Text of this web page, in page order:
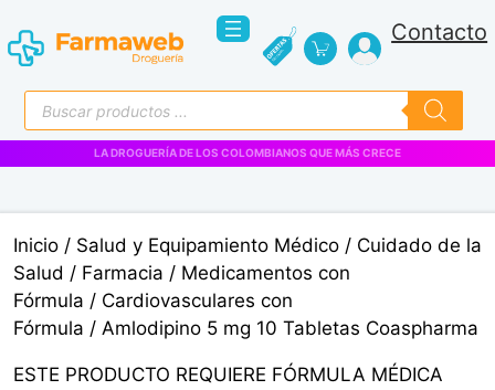
al
contenido
Contacto
Búsqueda
de
productos
VENTAS EMPRESARIALES
Inicio / Salud y Equipamiento Médico / Cuidado de la
Salud / Farmacia / Medicamentos con
Fórmula / Cardiovasculares con
Fórmula / Amlodipino 5 mg 10 Tabletas Coaspharma
ESTE PRODUCTO REQUIERE FÓRMULA MÉDICA